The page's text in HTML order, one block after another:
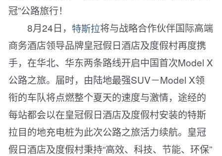
冠”公路旅行！
8月24日， 特斯拉将与战略合作伙伴国际高端
商务酒店领导品牌皇冠假日酒店及度假村再度携
手，在华北、华东两条路线开启中国首次Model X
公路之旅。届时，由陆地最强SUV－Model X领
衔的车队将点燃整个夏天的速度与激情，途经的
每站都会以在皇冠假日酒店及度假村安装的特斯
拉目的地充电桩为此次公路之旅活力续航。皇冠
假日酒店及度假村秉持“高效、科技、节能、环保”